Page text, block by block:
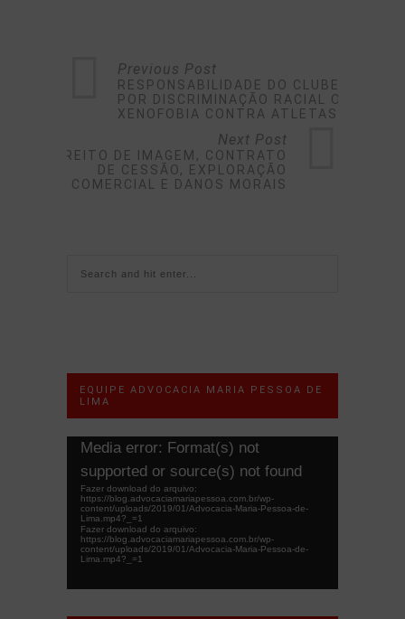
Previous Post
RESPONSABILIDADE DO CLUBE
POR DISCRIMINAÇÃO RACIAL OU
XENOFOBIA CONTRA ATLETAS
Next Post
DIREITO DE IMAGEM, CONTRATO
DE CESSÃO, EXPLORAÇÃO
COMERCIAL E DANOS MORAIS
EQUIPE ADVOCACIA MARIA PESSOA DE
LIMA
Tocador
vídeo
Media error: Format(s) not
supported or source(s) not found
Fazer download do arquivo:
https://blog.advocaciamariapessoa.com.br/wp-
content/uploads/2019/01/Advocacia-Maria-Pessoa-de-
Lima.mp4?_=1
Fazer download do arquivo:
https://blog.advocaciamariapessoa.com.br/wp-
content/uploads/2019/01/Advocacia-Maria-Pessoa-de-
Lima.mp4?_=1